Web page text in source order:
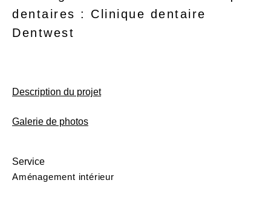
dentaires : Clinique dentaire
Dentwest
Description du projet
Galerie de photos
Service
Aménagement intérieur